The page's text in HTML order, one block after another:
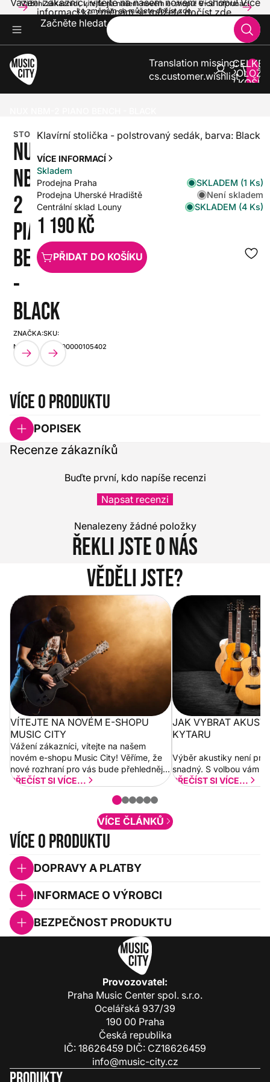
Vážení zákazníci, vítejte na našem novém e-shopu! Více informací
ke změnám se můžete dočíst zde.
Vážení zákazníci, vítejte na našem novém e-shopu! Více
informací ke změnám se můžete dočíst zde.
Začněte hledat
Translation missing:
cs.customer.wishlist
V
0
STOLIČKA
NUX
NBM-
2
PIANO
BENCH
-
BLACK
ZNAČKA:
NUX
SKU:
HX0000000105402
Klavírní stolička - polstrovaný sedák, barva: Black
VÍCE INFORMACÍ
Skladem
Prodejna Praha
SKLADEM (1 Ks)
Prodejna Uherské Hradiště
Není skladem
Centrální sklad Louny
SKLADEM (4 Ks)
1 190 Kč
PŘIDAT DO KOŠÍKU
Více o produktu
POPISEK
Recenze zákazníků
Buďte první, kdo napíše recenzi
Napsat recenzi
Nenalezeny žádné položky
Řekli jste o nás
Věděli jste?
Vítejte na novém e-shopu Music
City
VÍTEJTE NA NOVÉM E-SHOPU
MUSIC CITY
Vážení zákazníci, vítejte na našem
novém e-shopu Music City! Věříme, že
nové rozhraní pro vás bude přehlednější
a rychlejší. Postupně budeme přidávat
PŘEČÍST SI VÍCE...
Jak vybrat
JAK VYBRAT
KYTARU
Výběr akustiky není pro
snadný. S volbou vám
PŘEČÍST SI VÍCE...
VÍCE ČLÁNKŮ
Více o produktu
DOPRAVY A PLATBY
INFORMACE O VÝROBCI
BEZPEČNOST PRODUKTU
Provozovatel:
Praha Music Center spol. s.r.o.
Ocelářská 937/39
190 00 Praha
Česká republika
IČ: 18626459 DIČ: CZ18626459
info@music-city.cz